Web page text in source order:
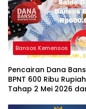
Bansos Kemensos
Pencairan Dana
BPNT 600 Ribu Rupiah
Tahap 2 Mei 2026